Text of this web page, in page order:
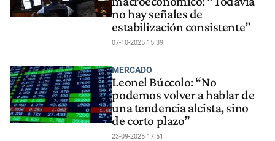
no hay señales de
estabilización consistente”
07-10-2025 15:39
MERCADO
Leonel Búccolo: “No
podemos volver a hablar de
una tendencia alcista, sino
de corto plazo”
23-09-2025 17:51